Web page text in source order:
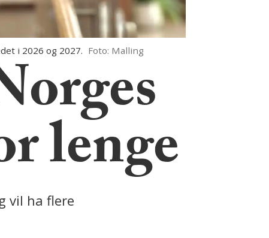
i 2026 og 2027. Foto: Malling
lenge
vil ha flere